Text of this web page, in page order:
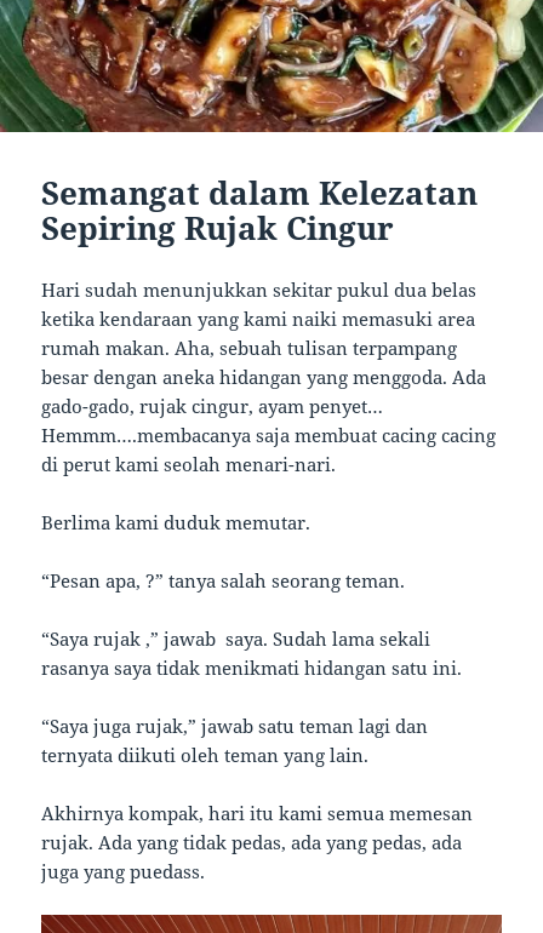
Semangat dalam Kelezatan
Sepiring Rujak Cingur
Hari sudah menunjukkan sekitar pukul dua belas
ketika kendaraan yang kami naiki memasuki area
rumah makan. Aha, sebuah tulisan terpampang
besar dengan aneka hidangan yang menggoda. Ada
gado-gado, rujak cingur, ayam penyet…
Hemmm….membacanya saja membuat cacing cacing
di perut kami seolah menari-nari.
Berlima kami duduk memutar.
“Pesan apa, ?” tanya salah seorang teman.
“Saya rujak ,” jawab saya. Sudah lama sekali
rasanya saya tidak menikmati hidangan satu ini.
“Saya juga rujak,” jawab satu teman lagi dan
ternyata diikuti oleh teman yang lain.
Akhirnya kompak, hari itu kami semua memesan
rujak. Ada yang tidak pedas, ada yang pedas, ada
juga yang puedass.